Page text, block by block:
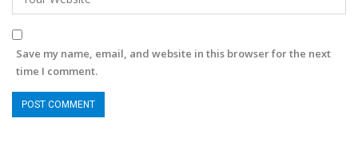
Save my name, email, and website in this browser for the next
time I comment.